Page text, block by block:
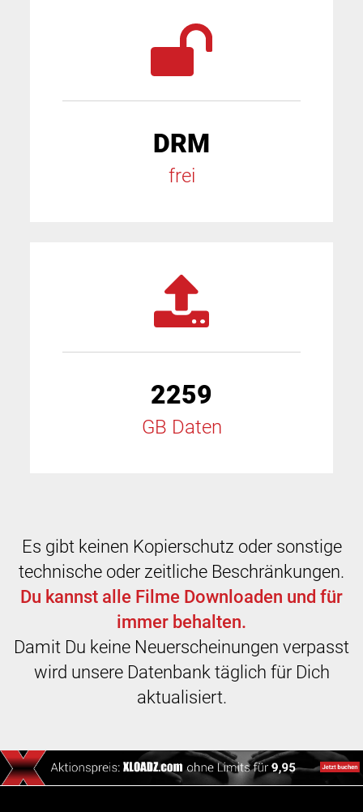
DRM
frei
2259
GB Daten
Es gibt keinen Kopierschutz oder sonstige
technische oder zeitliche Beschränkungen.
Du kannst alle Filme Downloaden und für
immer behalten.
Damit Du keine Neuerscheinungen verpasst
wird unsere Datenbank täglich für Dich
aktualisiert.